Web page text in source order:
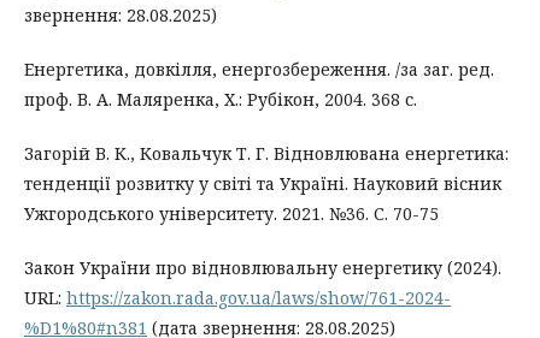
звернення: 28.08.2025)
Енергетика, довкілля, енергозбереження. /за заг. ред.
проф. В. А. Маляренка, Х.: Рубікон, 2004. 368 с.
Загорій В. К., Ковальчук Т. Г. Відновлювана енергетика:
тенденції розвитку у світі та Україні. Науковий вісник
Ужгородського університету. 2021. №36. С. 70-75
Закон України про відновлювальну енергетику (2024).
URL: https://zakon.rada.gov.ua/laws/show/761-2024-
%D1%80#n381 (дата звернення: 28.08.2025)